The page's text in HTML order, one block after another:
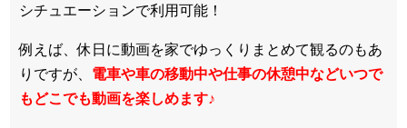
シチュエーションで利用可能！
例えば、休日に動画を家でゆっくりまとめて観るのもあ
りですが、 電車や車の移動中や仕事の休憩中などいつで
もどこでも動画を楽しめます♪